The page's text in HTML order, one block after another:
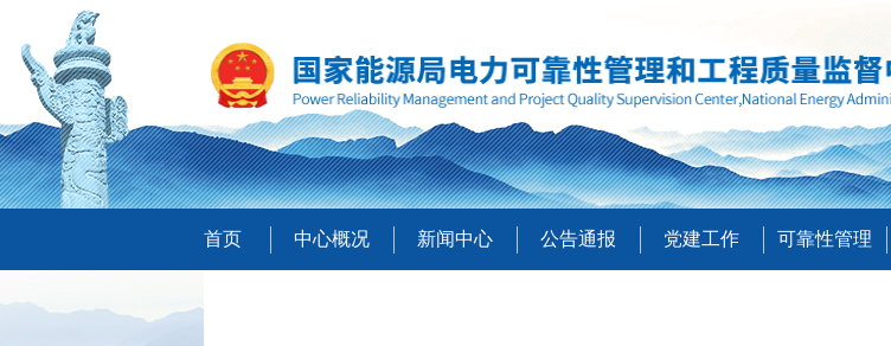
首页 中心概况 新闻中心 公告通报 党建工作 可靠性管理